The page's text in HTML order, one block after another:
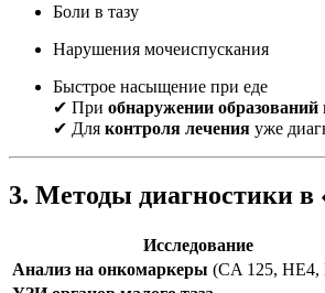
Боли в тазу
Нарушения мочеиспускания
Быстрое насыщение при еде
✔ При обнаружении образований
✔ Для контроля лечения уже
3. Методы диагностики
Исследование
Анализ на онкомаркеры (CA 125,